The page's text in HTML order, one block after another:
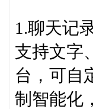
1.聊天记
支持文字
台，可自
制智能化